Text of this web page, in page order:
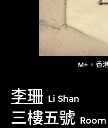
M+，香
李珊 Li Shan
三樓五號
探索世界頂級的二
文化藏品。